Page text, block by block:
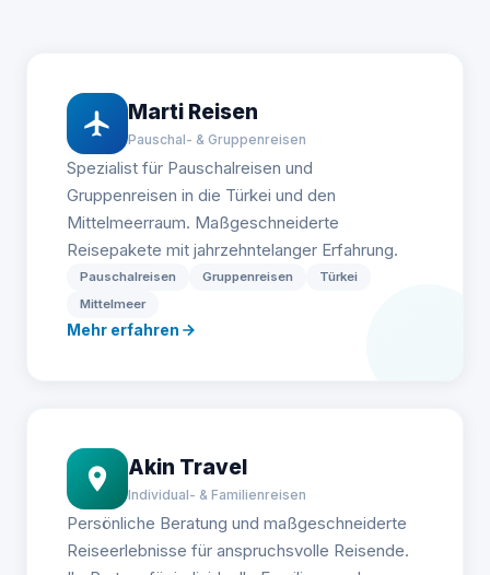
Marti Reisen
Pauschal- & Gruppenreisen
Spezialist für Pauschalreisen und
Gruppenreisen in die Türkei und den
Mittelmeerraum. Maßgeschneiderte
Reisepakete mit jahrzehntelanger Erfahrung.
Pauschalreisen Gruppenreisen
Türkei
Mittelmeer
Mehr erfahren
Akin Travel
Individual- & Familienreisen
Persönliche Beratung und maßgeschneiderte
Reiseerlebnisse für anspruchsvolle Reisende.